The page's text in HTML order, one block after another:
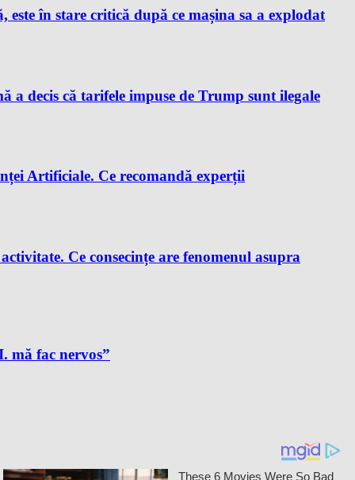
în stare critică după ce mașina sa a explodat
decis că tarifele impuse de Trump sunt ilegale
Artificiale. Ce recomandă experții
Ce consecințe are fenomenul asupra
mă fac nervos”